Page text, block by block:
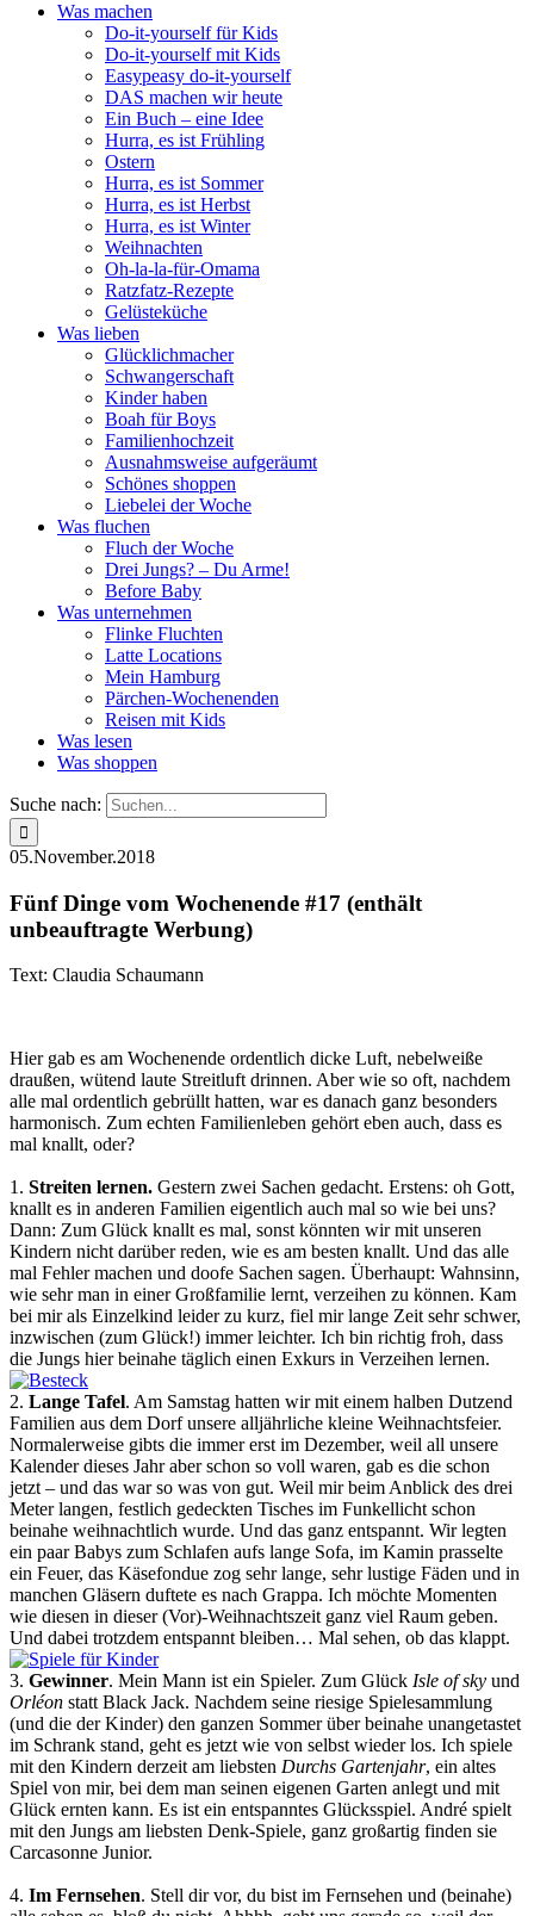
Was machen
Do-it-yourself für Kids
Do-it-yourself mit Kids
Easypeasy do-it-yourself
DAS machen wir heute
Ein Buch – eine Idee
Hurra, es ist Frühling
Ostern
Hurra, es ist Sommer
Hurra, es ist Herbst
Hurra, es ist Winter
Weihnachten
Oh-la-la-für-Omama
Ratzfatz-Rezepte
Gelüsteküche
Was lieben
Glücklichmacher
Schwangerschaft
Kinder haben
Boah für Boys
Familienhochzeit
Ausnahmsweise aufgeräumt
Schönes shoppen
Liebelei der Woche
Was fluchen
Fluch der Woche
Drei Jungs? – Du Arme!
Before Baby
Was unternehmen
Flinke Fluchten
Latte Locations
Mein Hamburg
Pärchen-Wochenenden
Reisen mit Kids
Was lesen
Was shoppen
Suche nach:
05.November.2018
Fünf Dinge vom Wochenende #17 (enthält
unbeauftragte Werbung)
Text: Claudia Schaumann
Hier gab es am Wochenende ordentlich dicke Luft, nebelweiße
draußen, wütend laute Streitluft drinnen. Aber wie so oft, nachdem
alle mal ordentlich gebrüllt hatten, war es danach ganz besonders
harmonisch. Zum echten Familienleben gehört eben auch, dass es
mal knallt, oder?
1. Streiten lernen. Gestern zwei Sachen gedacht. Erstens: oh Gott,
knallt es in anderen Familien eigentlich auch mal so wie bei uns?
Dann: Zum Glück knallt es mal, sonst könnten wir mit unseren
Kindern nicht darüber reden, wie es am besten knallt. Und das alle
mal Fehler machen und doofe Sachen sagen. Überhaupt: Wahnsinn,
wie sehr man in einer Großfamilie lernt, verzeihen zu können. Kam
bei mir als Einzelkind leider zu kurz, fiel mir lange Zeit sehr schwer,
inzwischen (zum Glück!) immer leichter. Ich bin richtig froh, dass
die Jungs hier beinahe täglich einen Exkurs in Verzeihen lernen.
2. Lange Tafel. Am Samstag hatten wir mit einem halben Dutzend
Familien aus dem Dorf unsere alljährliche kleine Weihnachtsfeier.
Normalerweise gibts die immer erst im Dezember, weil all unsere
Kalender dieses Jahr aber schon so voll waren, gab es die schon
jetzt – und das war so was von gut. Weil mir beim Anblick des drei
Meter langen, festlich gedeckten Tisches im Funkellicht schon
beinahe weihnachtlich wurde. Und das ganz entspannt. Wir legten
ein paar Babys zum Schlafen aufs lange Sofa, im Kamin prasselte
ein Feuer, das Käsefondue zog sehr lange, sehr lustige Fäden und in
manchen Gläsern duftete es nach Grappa. Ich möchte Momenten
wie diesen in dieser (Vor)-Weihnachtszeit ganz viel Raum geben.
Und dabei trotzdem entspannt bleiben… Mal sehen, ob das klappt.
3. Gewinner. Mein Mann ist ein Spieler. Zum Glück Isle of sky und
Orléon statt Black Jack. Nachdem seine riesige Spielesammlung
(und die der Kinder) den ganzen Sommer über beinahe unangetastet
im Schrank stand, geht es jetzt wie von selbst wieder los. Ich spiele
mit den Kindern derzeit am liebsten Durchs Gartenjahr, ein altes
Spiel von mir, bei dem man seinen eigenen Garten anlegt und mit
Glück ernten kann. Es ist ein entspanntes Glücksspiel. André spielt
mit den Jungs am liebsten Denk-Spiele, ganz großartig finden sie
Carcasonne Junior.
4. Im Fernsehen. Stell dir vor, du bist im Fernsehen und (beinahe)